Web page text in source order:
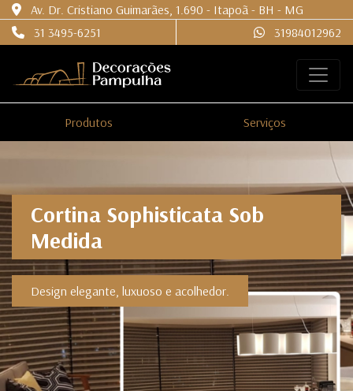
Av. Dr. Cristiano Guimarães, 1.690 - Itapoã - BH - MG
31 3495-6251
31984012962
Produtos Serviços
Cortinas Rolo Sob Medida
Modernidade e praticidade.